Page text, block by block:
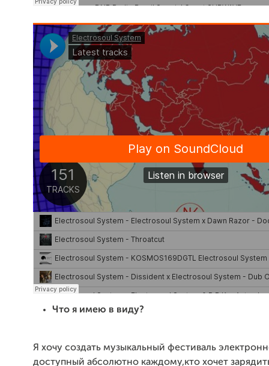
Что я имею в виду?
Я хочу создать музыкальный фестиваль
доступный абсолютно каждому,кто хочет